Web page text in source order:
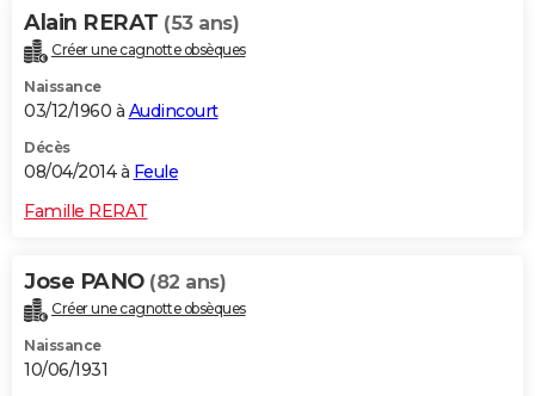
Alain RERAT (53 ans)
Créer une cagnotte obsèques
Naissance
03/12/1960 à Audincourt
Décès
08/04/2014 à Feule
Famille RERAT
Jose PANO (82 ans)
Créer une cagnotte obsèques
Naissance
10/06/1931